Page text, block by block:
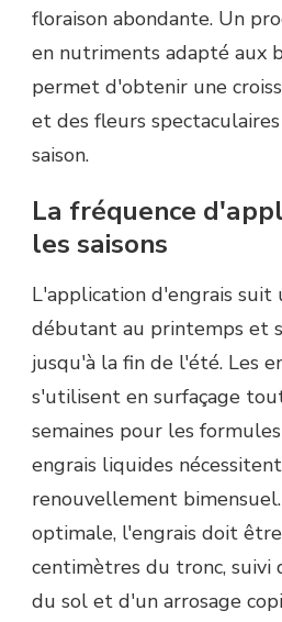
floraison abondante. Un
en nutriments adapté aux
permet d'obtenir une
et des fleurs
saison.
La fréquence
les saisons
L'application d'engrais suit
débutant au printemps et
jusqu'à la fin de l'été. Les
s'utilisent en surfaçage
semaines pour les
engrais liquides
renouvellement
optimale, l'engrais doit
centimètres du tronc,
du sol et d'un arrosage